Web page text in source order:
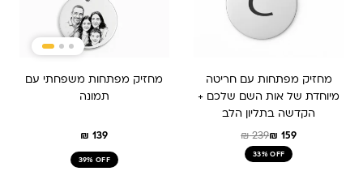
מחזיק מפתחות עם חריטה
מיוחדת של אות השם שלכם +
הקדשה בתליון הלב
₪239₪ 159
33% OFF
מחזיק מפתחות משפחתי עם
תמונה
₪ 139
39% OFF